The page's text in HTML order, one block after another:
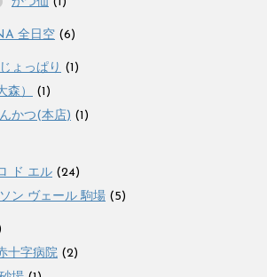
全日空 (6)
ょっぱり (1)
森）
(1)
かつ(本店) (1)
ド エル (24)
ン ヴェール 駒場 (5)
十字病院 (2)